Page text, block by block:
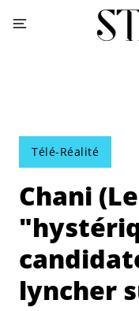
Télé-Réalité
Chani
lyncher